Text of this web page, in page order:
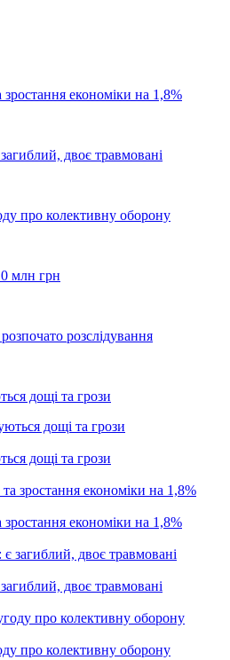
зростання економіки на 1,8%
двоє травмовані
про колективну оборону
млн грн
розслідування
дощі та грози
дощі та грози
зростання економіки на 1,8%
двоє травмовані
про колективну оборону